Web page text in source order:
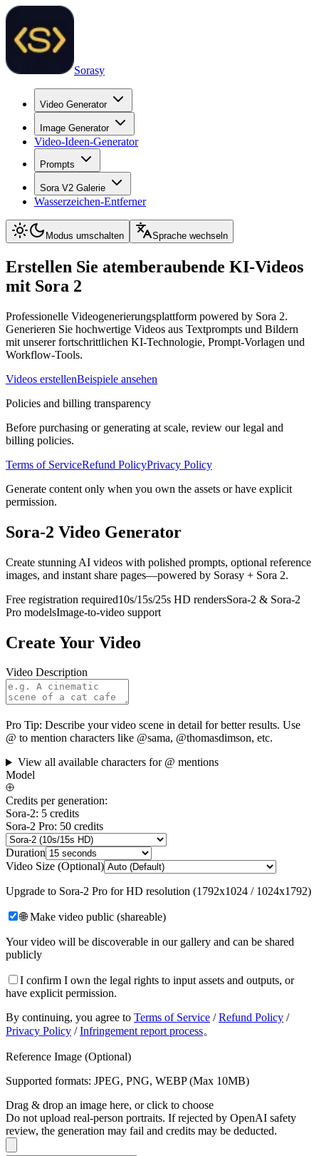
Sorasy
Video Generator
Image Generator
Video-Ideen-Generator
Prompts
Sora V2 Galerie
Wasserzeichen-Entferner
Modus umschalten Sprache wechseln
Erstellen Sie atemberaubende KI-Videos
mit Sora 2
Professionelle Videogenerierungsplattform powered by Sora 2.
Generieren Sie hochwertige Videos aus Textprompts und Bildern
mit unserer fortschrittlichen KI-Technologie, Prompt-Vorlagen und
Workflow-Tools.
Videos erstellenBeispiele ansehen
Policies and billing transparency
Before purchasing or generating at scale, review our legal and
billing policies.
Terms of ServiceRefund PolicyPrivacy Policy
Generate content only when you own the assets or have explicit
permission.
Sora-2 Video Generator
Create stunning AI videos with polished prompts, optional reference
images, and instant share pages—powered by Sorasy + Sora 2.
Free registration required10s/15s/25s HD rendersSora-2 & Sora-2
Pro modelsImage-to-video support
Create Your Video
Video Description
Pro Tip: Describe your video scene in detail for better results. Use
@ to mention characters like @sama, @thomasdimson, etc.
View all available characters for @ mentions
Model
Credits per generation:
Sora-2: 5 credits
Sora-2 Pro: 50 credits
Duration
Video Size (Optional)
Upgrade to Sora-2 Pro for HD resolution (1792x1024 / 1024x1792)
🌐 Make video public (shareable)
Your video will be discoverable in our gallery and can be shared
publicly
I confirm I own the legal rights to input assets and outputs, or
have explicit permission.
By continuing, you agree to Terms of Service /Refund Policy /
Privacy Policy /Infringement report process。
Reference Image (Optional)
Supported formats: JPEG, PNG, WEBP (Max 10MB)
Drag & drop an image here, or click to choose
Do not upload real-person portraits. If rejected by OpenAI safety
review, the generation may fail and credits may be deducted.